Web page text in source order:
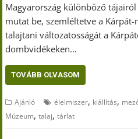
Magyarország különböző
mutat be, szemléltetve a
talajtani változatosságát a
dombvidékeken…
TOVÁBB OLVASOM
Ajánló élelmiszer, kiállítás,
Múzeum,talaj,tárlat